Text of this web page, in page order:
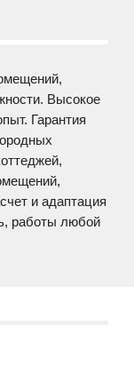
Высокое
Гарантия
и адаптация
работы любой